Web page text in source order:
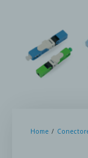
Home /